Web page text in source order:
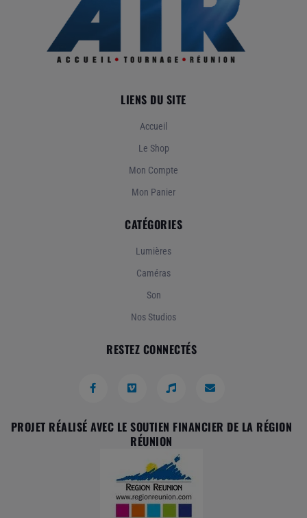
LIENS DU SITE
Accueil
Le Shop
Mon Compte
Mon Panier
CATÉGORIES
Lumières
Caméras
Son
Nos Studios
RESTEZ CONNECTÉS
PROJET RÉALISÉ AVEC LE SOUTIEN FINANCIER DE LA RÉGION
RÉUNION